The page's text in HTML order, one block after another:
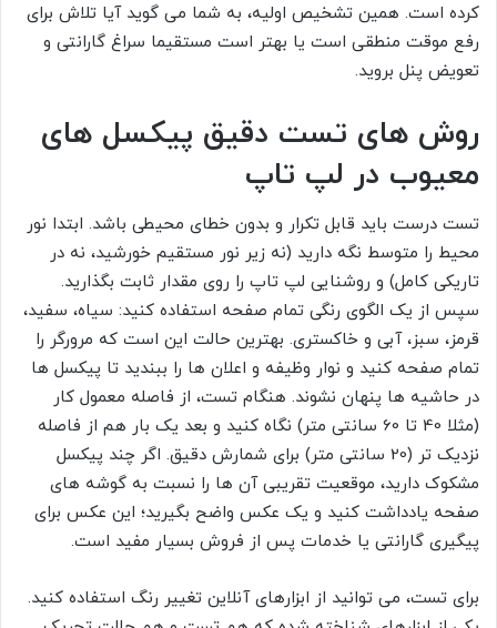
کرده است. همین تشخیص اولیه، به شما می گوید آیا تلاش برای
رفع موقت منطقی است یا بهتر است مستقیما سراغ گارانتی و
تعویض پنل بروید.
روش های تست دقیق پیکسل های
معیوب در لپ تاپ
تست درست باید قابل تکرار و بدون خطای محیطی باشد. ابتدا نور
محیط را متوسط نگه دارید (نه زیر نور مستقیم خورشید، نه در
تاریکی کامل) و روشنایی لپ تاپ را روی مقدار ثابت بگذارید.
سپس از یک الگوی رنگی تمام صفحه استفاده کنید: سیاه، سفید،
قرمز، سبز، آبی و خاکستری. بهترین حالت این است که مرورگر را
تمام صفحه کنید و نوار وظیفه و اعلان ها را ببندید تا پیکسل ها
در حاشیه ها پنهان نشوند. هنگام تست، از فاصله معمول کار
(مثلا 40 تا 60 سانتی متر) نگاه کنید و بعد یک بار هم از فاصله
نزدیک تر (20 سانتی متر) برای شمارش دقیق. اگر چند پیکسل
مشکوک دارید، موقعیت تقریبی آن ها را نسبت به گوشه های
صفحه یادداشت کنید و یک عکس واضح بگیرید؛ این عکس برای
پیگیری گارانتی یا خدمات پس از فروش بسیار مفید است.
برای تست، می توانید از ابزارهای آنلاین تغییر رنگ استفاده کنید.